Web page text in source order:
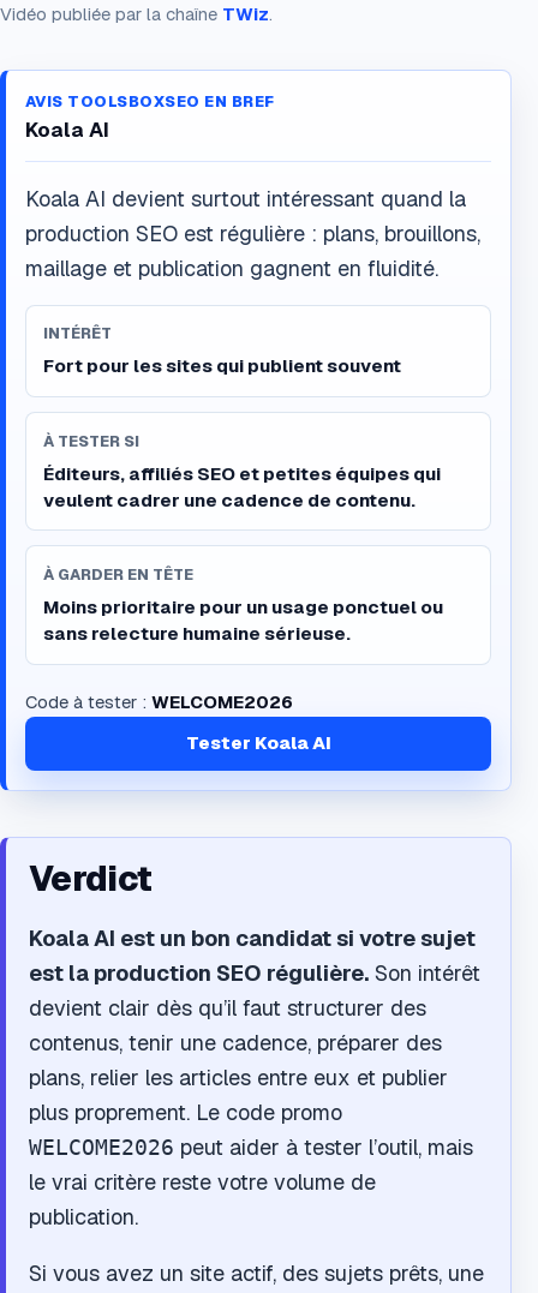
Vidéo publiée par la chaîne TWiz.
AVIS TOOLSBOXSEO EN BREF
Koala AI
Koala AI devient surtout intéressant quand la
production SEO est régulière : plans, brouillons,
maillage et publication gagnent en fluidité.
INTÉRÊT
Fort pour les sites qui publient souvent
À TESTER SI
Éditeurs, affiliés SEO et petites équipes qui
veulent cadrer une cadence de contenu.
À GARDER EN TÊTE
Moins prioritaire pour un usage ponctuel ou
sans relecture humaine sérieuse.
Code à tester : WELCOME2026
Tester Koala AI
Verdict
Koala AI est un bon candidat si votre sujet
est la production SEO régulière. Son intérêt
devient clair dès qu’il faut structurer des
contenus, tenir une cadence, préparer des
plans, relier les articles entre eux et publier
plus proprement. Le code promo
WELCOME2026 peut aider à tester l’outil, mais
le vrai critère reste votre volume de
publication.
Si vous avez un site actif, des sujets prêts, une